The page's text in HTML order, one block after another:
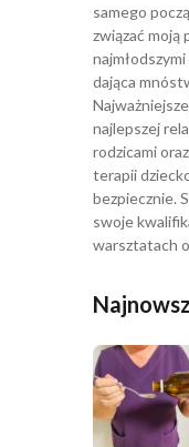
samego
związać moją
dająca
najlepszej
rodzicami
terapii
bezpiecznie.
swoje
warsztatach